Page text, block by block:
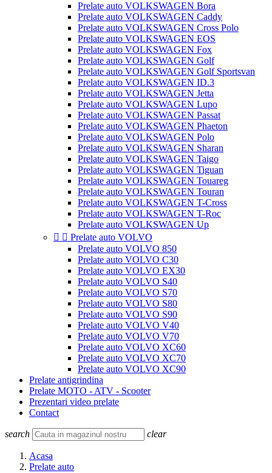
Prelate auto VOLKSWAGEN Bora
Prelate auto VOLKSWAGEN Caddy
Prelate auto VOLKSWAGEN Cross Polo
Prelate auto VOLKSWAGEN EOS
Prelate auto VOLKSWAGEN Fox
Prelate auto VOLKSWAGEN Golf
Prelate auto VOLKSWAGEN Golf Sportsvan
Prelate auto VOLKSWAGEN ID.3
Prelate auto VOLKSWAGEN Jetta
Prelate auto VOLKSWAGEN Lupo
Prelate auto VOLKSWAGEN Passat
Prelate auto VOLKSWAGEN Phaeton
Prelate auto VOLKSWAGEN Polo
Prelate auto VOLKSWAGEN Sharan
Prelate auto VOLKSWAGEN Taigo
Prelate auto VOLKSWAGEN Tiguan
Prelate auto VOLKSWAGEN Touareg
Prelate auto VOLKSWAGEN Touran
Prelate auto VOLKSWAGEN T-Cross
Prelate auto VOLKSWAGEN T-Roc
Prelate auto VOLKSWAGEN Up
  Prelate auto VOLVO
Prelate auto VOLVO 850
Prelate auto VOLVO C30
Prelate auto VOLVO EX30
Prelate auto VOLVO S40
Prelate auto VOLVO S70
Prelate auto VOLVO S80
Prelate auto VOLVO S90
Prelate auto VOLVO V40
Prelate auto VOLVO V70
Prelate auto VOLVO XC60
Prelate auto VOLVO XC70
Prelate auto VOLVO XC90
Prelate antigrindina
Prelate MOTO - ATV - Scooter
Prezentari video prelate
Contact
search clear
Acasa
Prelate auto